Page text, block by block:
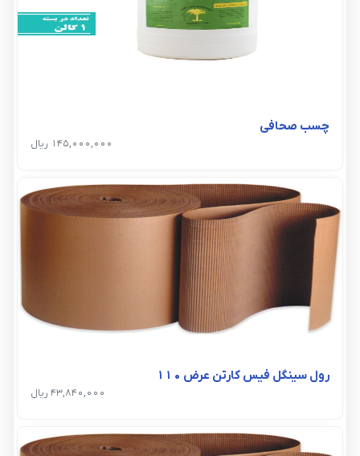
چسب صحافی
145,000,000 ریال
رول سینگل فیس کارتن عرض ۱۱۰
43,840,000 ریال